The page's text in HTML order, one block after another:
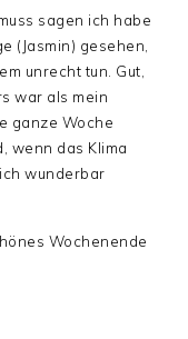
sagen ich habe
(Jasmin) gesehen,
unrecht tun. Gut,
war als mein
ganze Woche
wenn das Klima
wunderbar
Wochenende